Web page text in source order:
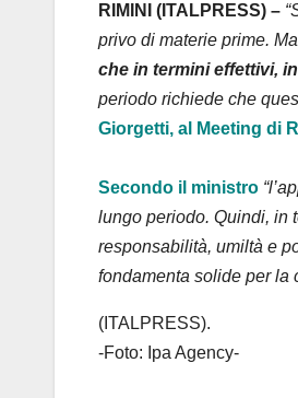
RIMINI (ITALPRESS) –
privo di materie prime.
che in termini effettivi,
periodo richiede che
Giorgetti, al Meeting di
Secondo il ministro
lungo periodo. Quindi, in
responsabilità, umiltà e
fondamenta solide per la
(ITALPRESS).
-Foto: Ipa Agency-